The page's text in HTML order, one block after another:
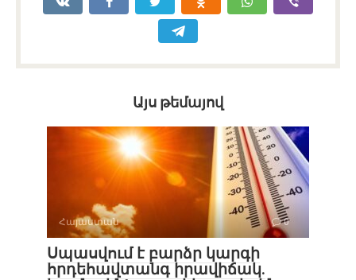
Այս թեմայով
Հայաստան 0
Սպասվում է բարձր կարգի
հրդեհավտանգ իրավիճակ.